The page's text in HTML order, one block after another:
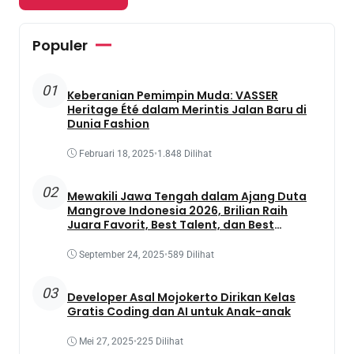
Populer
01
Keberanian Pemimpin Muda: VASSER
Heritage Été dalam Merintis Jalan Baru di
Dunia Fashion
Februari 18, 2025•1.848 Dilihat
02
Mewakili Jawa Tengah dalam Ajang Duta
Mangrove Indonesia 2026, Brilian Raih
Juara Favorit, Best Talent, dan Best
September 24, 2025•589 Dilihat
03
Developer Asal Mojokerto Dirikan Kelas
Gratis Coding dan AI untuk Anak-anak
Mei 27, 2025•225 Dilihat